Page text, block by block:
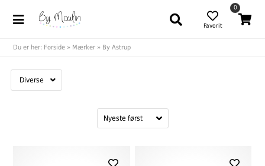
Favorit
0
Du er her: Forside » Mærker » By Astrup
Diverse